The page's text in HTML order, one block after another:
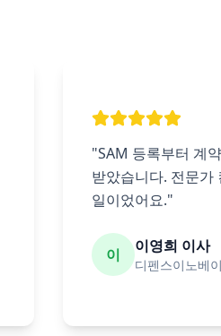
"SAM 등록부터 계
받았습니다. 전문가
일이었어요."
이 이영희 이사
디펜스이노베